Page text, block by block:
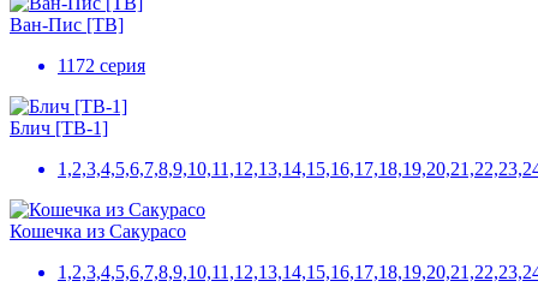
Ван-Пис [ТВ]
1172 серия
Блич [ТВ-1]
Кошечка из Сакурасо